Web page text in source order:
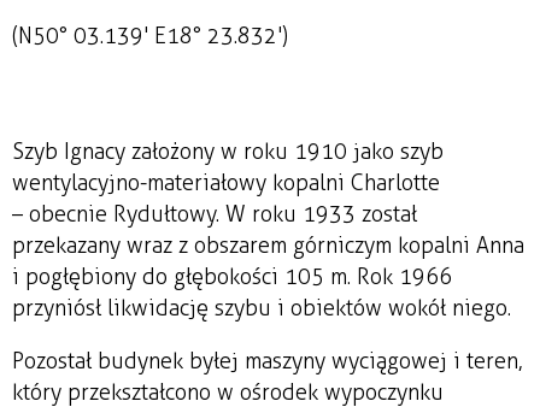
(N50° 03.139' E18° 23.832')
Szyb Ignacy założony w roku 1910 jako szyb
wentylacyjno-materiałowy kopalni Charlotte
– obecnie Rydułtowy. W roku 1933 został
przekazany wraz z obszarem górniczym kopalni Anna
i pogłębiony do głębokości 105 m. Rok 1966
przyniósł likwidację szybu i obiektów wokół niego.
Pozostał budynek byłej maszyny wyciągowej i teren,
który przekształcono w ośrodek wypoczynku